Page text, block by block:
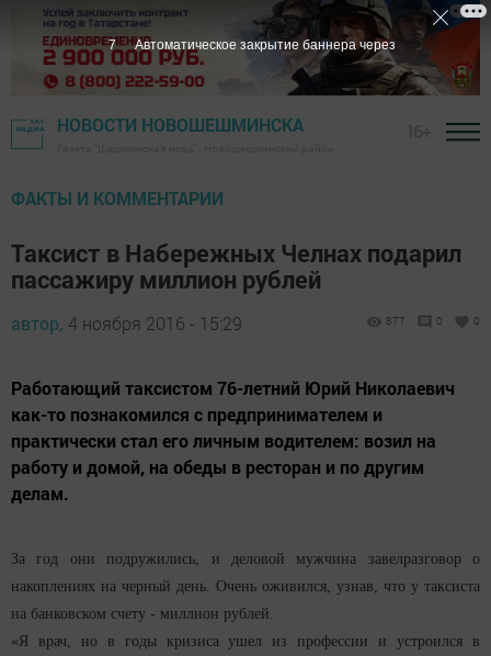
НОВОСТИ НОВОШЕШМИНСКА
ФАКТЫ И КОММЕНТАРИИ
Таксист в Набережных Челнах подарил
пассажиру миллион рублей
автор, 4 ноября 2016 - 15:29 877 0 0
Работающий таксистом 76-летний Юрий Николаевич
как-то познакомился с предпринимателем и
практически стал его личным водителем: возил на
работу и домой, на обеды в ресторан и по другим
делам.
За год они подружились, и деловой мужчина завелразговор о
накоплениях на черный день. Очень оживился, узнав, что у таксиста
на банковском счету - миллион рублей.
«Я врач, но в годы кризиса ушел из профессии и устроился в
6 Автоматическое закрытие баннера через